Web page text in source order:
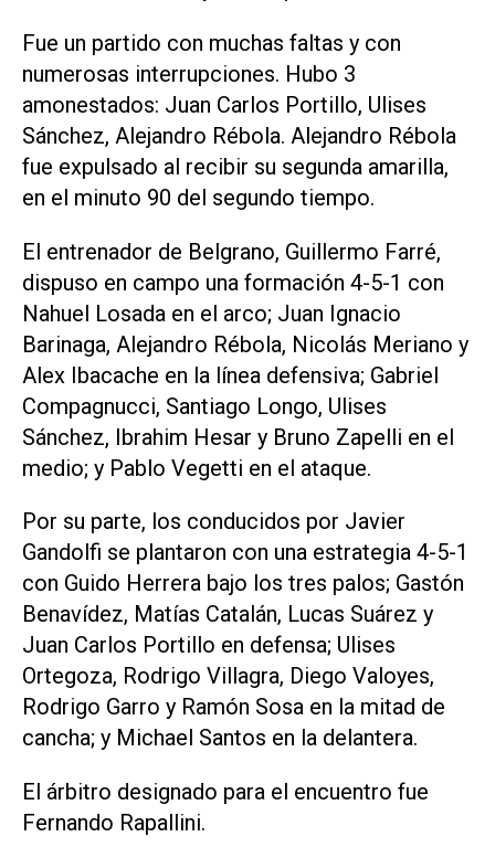
Fue un partido con muchas faltas y con
numerosas interrupciones. Hubo 3
amonestados: Juan Carlos Portillo, Ulises
Sánchez, Alejandro Rébola. Alejandro Rébola
fue expulsado al recibir su segunda amarilla,
en el minuto 90 del segundo tiempo.
El entrenador de Belgrano, Guillermo Farré,
dispuso en campo una formación 4-5-1 con
Nahuel Losada en el arco; Juan Ignacio
Barinaga, Alejandro Rébola, Nicolás Meriano y
Alex Ibacache en la línea defensiva; Gabriel
Compagnucci, Santiago Longo, Ulises
Sánchez, Ibrahim Hesar y Bruno Zapelli en el
medio; y Pablo Vegetti en el ataque.
Por su parte, los conducidos por Javier
Gandolfi se plantaron con una estrategia 4-5-1
con Guido Herrera bajo los tres palos; Gastón
Benavídez, Matías Catalán, Lucas Suárez y
Juan Carlos Portillo en defensa; Ulises
Ortegoza, Rodrigo Villagra, Diego Valoyes,
Rodrigo Garro y Ramón Sosa en la mitad de
cancha; y Michael Santos en la delantera.
El árbitro designado para el encuentro fue
Fernando Rapallini.